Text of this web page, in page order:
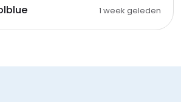
1 week geleden